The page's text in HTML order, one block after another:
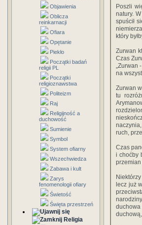
Objawienia
Oblicza
reinkarnacji
Ofiara
Opętanie
Piekło
Początki badań
religii PL
Początki
religioznawstwa
Politeizm
Raj
Religijność a
duchowość
Sumienie
Symbol
System ofiarny
Wszechwiedza
Zabawa i kult
Zarys
fenomenologii ofiary
Świetość
Święta przestrzeń
Religia
Poszli
natury.
spuścił
który
Zurwan
Czas
„Zurwan
na
Zurwan
tu
ruch,
Czas
i choćby
przemian
lecz już
duchowa